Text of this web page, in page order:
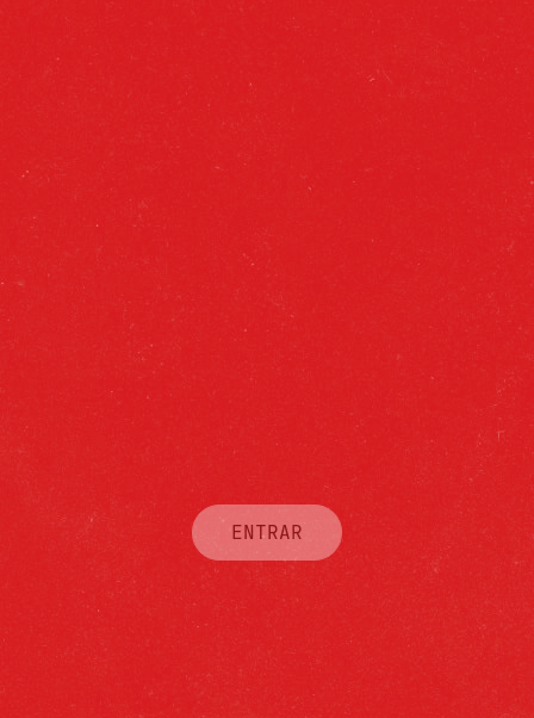
ENTRAR
PILSEN